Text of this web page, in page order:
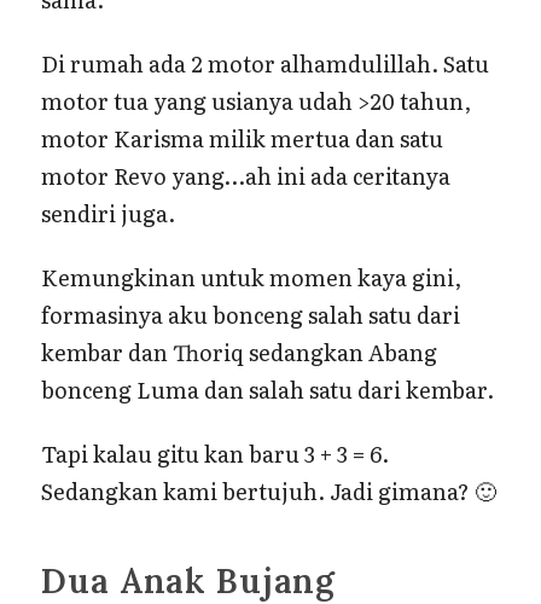
Di rumah ada 2 motor alhamdulillah. Satu
motor tua yang usianya udah >20 tahun,
motor Karisma milik mertua dan satu
motor Revo yang…ah ini ada ceritanya
sendiri juga.
Kemungkinan untuk momen kaya gini,
formasinya aku bonceng salah satu dari
kembar dan Thoriq sedangkan Abang
bonceng Luma dan salah satu dari kembar.
Tapi kalau gitu kan baru 3 + 3 = 6.
Sedangkan kami bertujuh. Jadi gimana? 🙂
Dua Anak Bujang